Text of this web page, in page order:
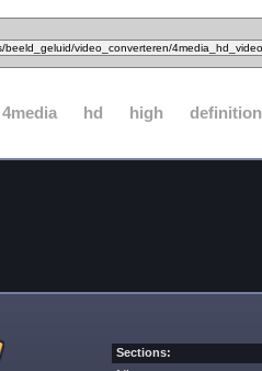
4media hd high definition
Sections: